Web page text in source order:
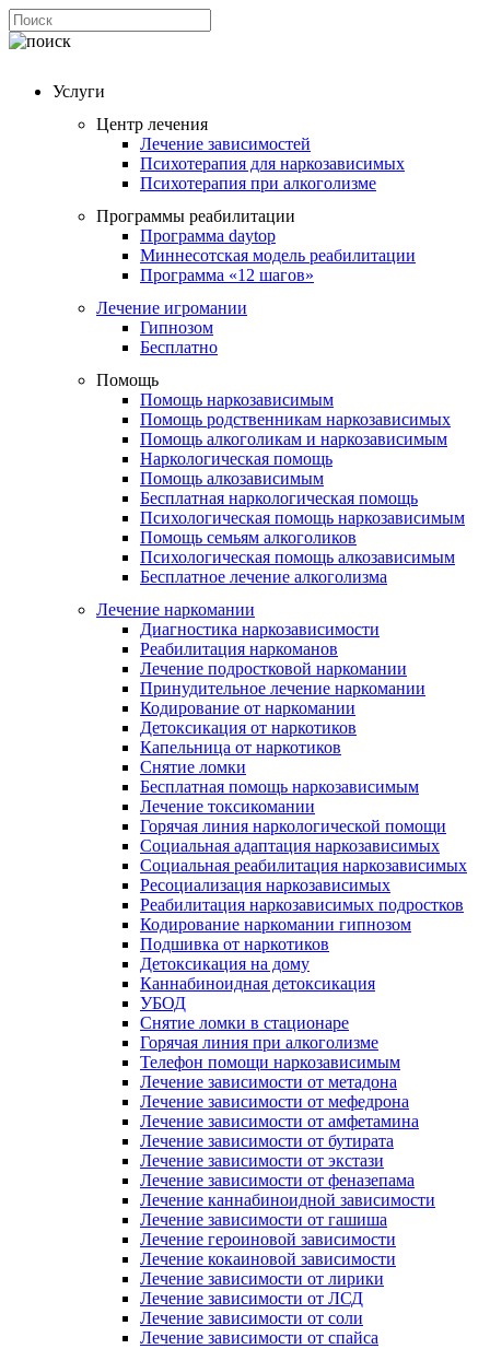
Услуги
Центр лечения
Лечение зависимостей
Психотерапия для наркозависимых
Психотерапия при алкоголизме
Программы реабилитации
Программа daytop
Миннесотская модель реабилитации
Программа «12 шагов»
Лечение игромании
Гипнозом
Бесплатно
Помощь
Помощь наркозависимым
Помощь родственникам наркозависимых
Помощь алкоголикам и наркозависимым
Наркологическая помощь
Помощь алкозависимым
Бесплатная наркологическая помощь
Психологическая помощь наркозависимым
Помощь семьям алкоголиков
Психологическая помощь алкозависимым
Бесплатное лечение алкоголизма
Лечение наркомании
Диагностика наркозависимости
Реабилитация наркоманов
Лечение подростковой наркомании
Принудительное лечение наркомании
Кодирование от наркомании
Детоксикация от наркотиков
Капельница от наркотиков
Снятие ломки
Бесплатная помощь наркозависимым
Лечение токсикомании
Горячая линия наркологической помощи
Социальная адаптация наркозависимых
Социальная реабилитация наркозависимых
Ресоциализация наркозависимых
Реабилитация наркозависимых подростков
Кодирование наркомании гипнозом
Подшивка от наркотиков
Детоксикация на дому
Каннабиноидная детоксикация
УБОД
Снятие ломки в стационаре
Горячая линия при алкоголизме
Телефон помощи наркозависимым
Лечение зависимости от метадона
Лечение зависимости от мефедрона
Лечение зависимости от амфетамина
Лечение зависимости от бутирата
Лечение зависимости от экстази
Лечение зависимости от феназепама
Лечение каннабиноидной зависимости
Лечение зависимости от гашиша
Лечение героиновой зависимости
Лечение кокаиновой зависимости
Лечение зависимости от лирики
Лечение зависимости от ЛСД
Лечение зависимости от соли
Лечение зависимости от спайса